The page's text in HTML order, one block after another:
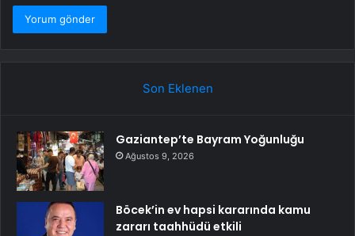
Son Eklenen
Gaziantep’te Bayram Yoğunluğu
Ağustos 9, 2026
Böcek’in ev hapsi kararında kamu
zararı taahhüdü etkili